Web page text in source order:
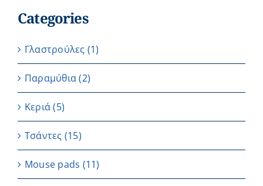
Categories
Γλαστρούλες (1)
Παραμύθια (2)
Κεριά (5)
Τσάντες (15)
Μouse pads (11)